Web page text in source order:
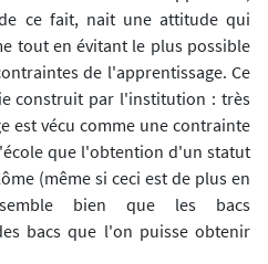
ce fait, nait une attitude qui
tout en évitant le plus possible
de l'apprentissage. Ce
construit par l'institution : très
est vécu comme une contrainte
que l'obtention d'un statut
(même si ceci est de plus en
bien que les bacs
bacs que l'on puisse obtenir